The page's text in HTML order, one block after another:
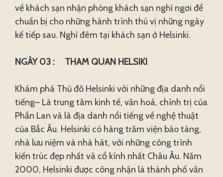
về khách sạn nhận phòng khách sạn nghỉ ngơi để
chuẩn bị cho những hành trình thú vị những ngày
kế tiếp sau. Nghỉ đêm tại khách sạn ở Helsinki.
NGÀY 03 : THAM QUAN HELSIKI
Khám phá Thủ đô Helsinki với những địa danh nổi
tiếng– Là trung tâm kinh tế, văn hoá, chính trị của
Phần Lan và là địa danh nổi tiếng về nghệ thuật
của Bắc Âu. Helsinki có hàng trăm viện bảo tàng,
nhà lưu niệm và nhà hát, với những công trình
kiến trúc đẹp nhất và cổ kính nhất Châu Âu. Năm
2000, Helsinki được công nhận là thành phố văn